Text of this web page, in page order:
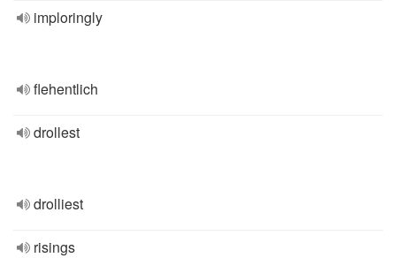
imploringly
flehentlich
drollest
drolliest
risings